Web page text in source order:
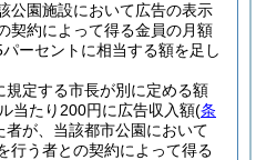
公園施設において広告の表示
契約によって得る金員の月額
ーセントに相当する額を足し
規定する市長が別に定める額
当たり200円に広告収入額(条
者が、当該都市公園において
行う者との契約によって得る